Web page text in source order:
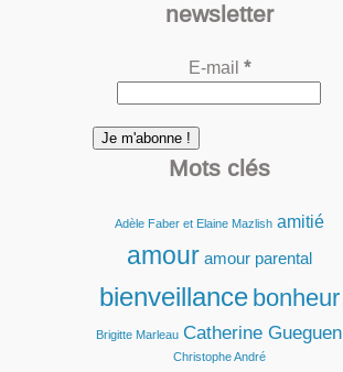
newsletter
E-mail *
Mots clés
Adèle Faber et Elaine Mazlish amitié
amour amour parental
bienveillance bonheur
Brigitte Marleau Catherine Gueguen
Christophe André